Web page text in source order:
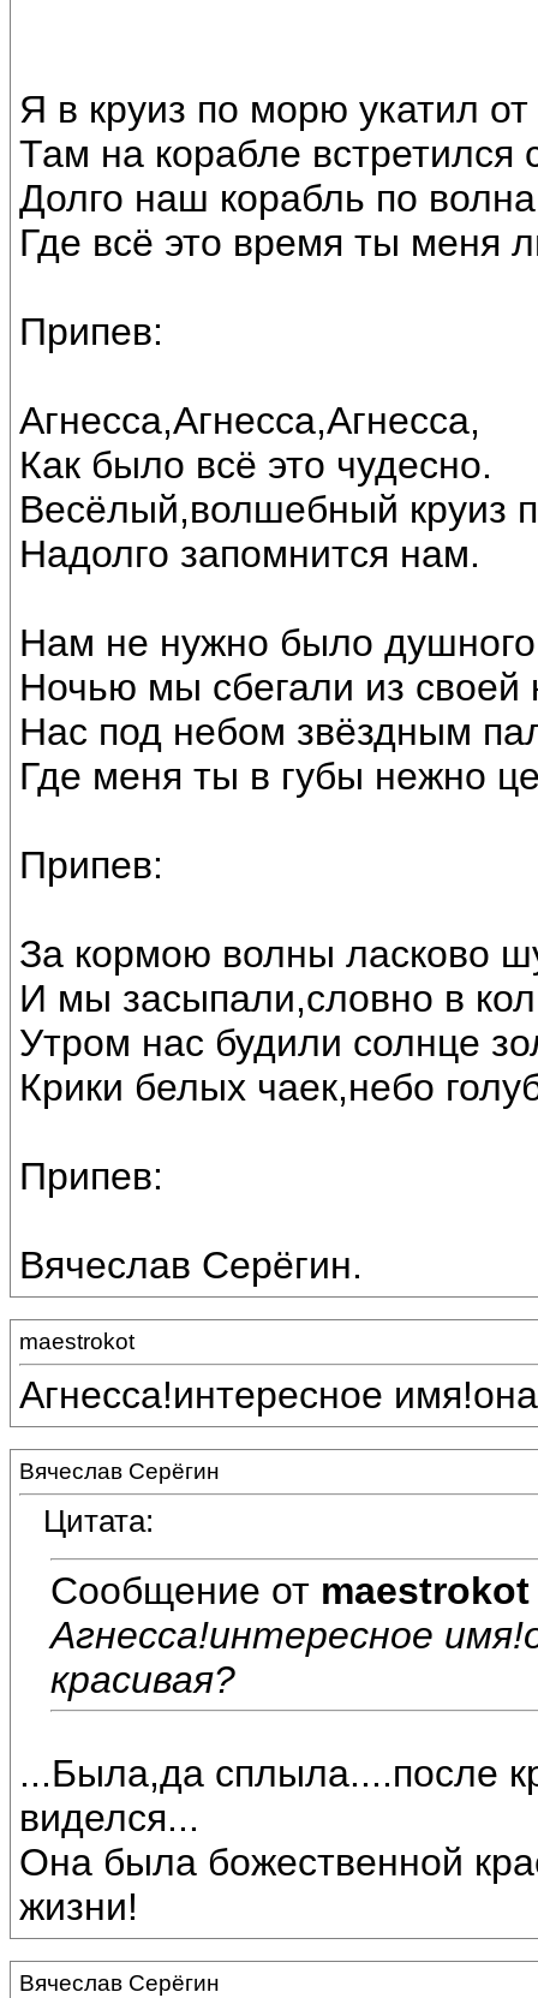
Я в круиз по морю укатил от
Там на корабле встретился
Долго наш корабль по
Где всё это время ты меня
Припев:
Агнесса,Агнесса,Агнесса,
Как было всё это чудесно.
Весёлый,волшебный круиз
Надолго запомнится нам.
Нам не нужно было
Ночью мы сбегали из своей
Нас под небом звёздным
Где меня ты в губы нежно
Припев:
За кормою волны ласково
И мы засыпали,словно в
Утром нас будили солнце
Крики белых чаек,небо
Припев:
Вячеслав Серёгин.
maestrokot
Агнесса!интересное
Вячеслав Серёгин
Цитата:
Сообщение от maestrokot
Агнесса!интересное
красивая?
...Была,да сплыла....после
виделся...
Она была божественной
жизни!
Вячеслав Серёгин